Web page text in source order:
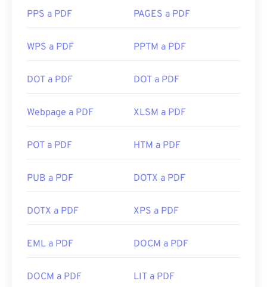
PPS a PDF PAGES a PDF
WPS a PDF PPTM a PDF
DOT a PDF DOT a PDF
Webpage a PDF XLSM a PDF
POT a PDF HTM a PDF
PUB a PDF DOTX a PDF
DOTX a PDF XPS a PDF
EML a PDF DOCM a PDF
DOCM a PDF LIT a PDF